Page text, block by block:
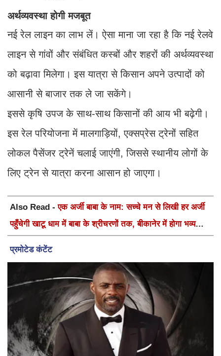
अर्थव्यवस्था होगी मजबूत
नई रेल लाइन का लाभ लें। ऐसा माना जा रहा है कि नई रेलवे
लाइन से गांवों और संबंधित कस्बों और शहरों की अर्थव्यवस्था
को बढ़ावा मिलेगा। इस यात्रा से किसान अपने उत्पादों को
आसानी से बाजार तक ले जा सकेंगे।
इससे कृषि उपज के साथ-साथ किसानों की आय भी बढ़ेगी।
इस रेल परियोजना में मालगाड़ियों, एक्सप्रेस ट्रेनों सहित
लोकल पैसेंजर ट्रेनें चलाई जाएंगी, जिससे स्थानीय लोगों के
लिए ट्रेन से यात्रा करना आसान हो जाएगा।
Also Read -एक अर्जी बाबा के नाम: सच्चे मन से लिखी हर अर्जी
पहुँचेगी खाटू धाम में बाबा के श्रीचरणों तक, बीकानेर में होगा भव्य